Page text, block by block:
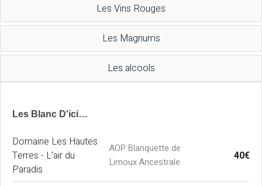
Les Vins Rouges
Les Magnums
Les alcools
Les Blanc D'ici…
Domaine Les Hautes
Terres - L’air du
Paradis
AOP Blanquette de
Limoux Ancestrale
40€